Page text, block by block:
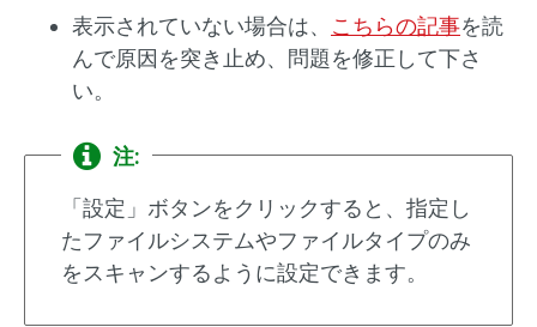
表示されていない場合は、 こちらの記事を読
んで原因を突き止め、問題を修正して下さ
い。
注:
「設定」ボタンをクリックすると、指定し
たファイルシステムやファイルタイプのみ
をスキャンするように設定できます。